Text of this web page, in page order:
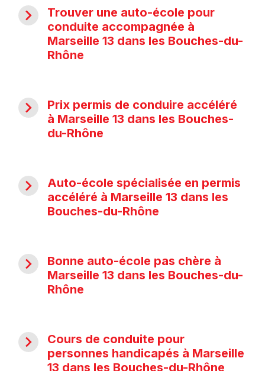
navigate_next
Trouver une auto-école pour
conduite accompagnée à
Marseille 13 dans les Bouches-du-
Rhône
navigate_next
Prix permis de conduire accéléré
à Marseille 13 dans les Bouches-
du-Rhône
navigate_next
Auto-école spécialisée en permis
accéléré à Marseille 13 dans les
Bouches-du-Rhône
navigate_next
Bonne auto-école pas chère à
Marseille 13 dans les Bouches-du-
Rhône
navigate_next
Cours de conduite pour
personnes handicapés à Marseille
13 dans les Bouches-du-Rhône